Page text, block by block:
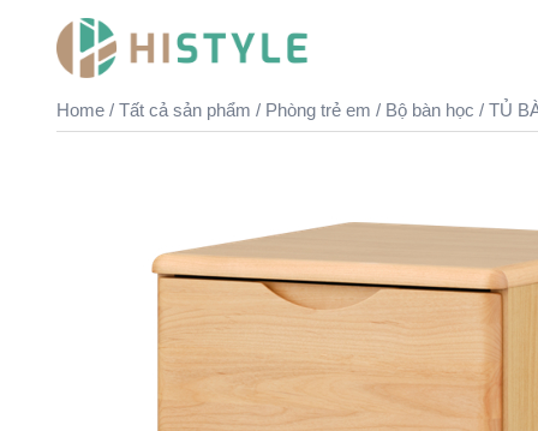
Home / Tất cả sản phẩm / Phòng trẻ em / Bộ bàn học / TỦ